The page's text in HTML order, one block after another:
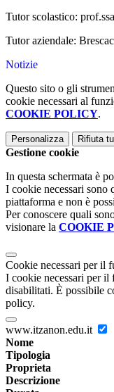
Tutor scolastico:
Tutor aziendale:
Notizie
Questo sito o gli
cookie necessari al
COOKIE POLICY.
Personalizza Rifiuta
Gestione cookie
In questa schermata è
I cookie necessari sono
piattaforma e non è
Per conoscere quali
visionare la COOKIE
Cookie necessari per il
I cookie necessari per il
disabilitati. È possibile
policy.
www.itzanon.edu.it
Nome
Tipologia
Proprieta
Descrizione